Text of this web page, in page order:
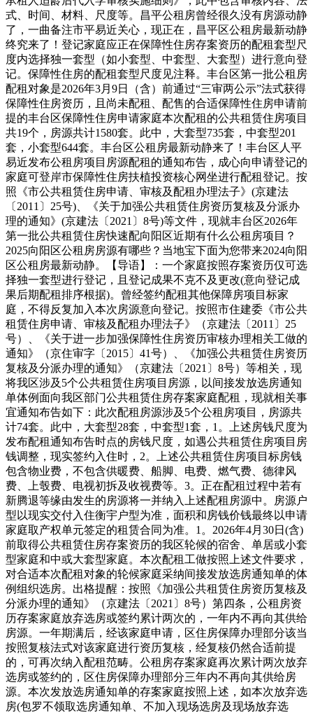
式、时间、材料、尺度等。昌平公租房曾经很久没有房源动静
了，一曲备注市平易近关心，现正在，昌平区公租房最新动静
终究来了！登记家庭应正在保障性住房存案资历的配租套型尺
度内选择独一套型（如小套型、中套型、大套型）进行意向登
记。保障性住房的配租套型尺度见注释。丰台区第一批公租房
配租对象是2026年3月9日（含）前通过“三审两公示”法式获得
保障性住房资历，且尚未配租、配售的合适保障性住房申请前
提的丰台区保障性住房申请家庭本次配租的公共租赁住房项目
共19个，房源共计1580套。此中，大套型735套，中套型201
套，小套型644套。丰台区公租房最新动静来了！丰台区人平
易近发布公租房项目房源配租的通知布告，成心向申请登记的
家庭可登岸市保障性住房扶植投资核心网坐进行配租登记。按
照《市公共租赁住房申请、审核及配租办理法子》(京建法
〔2011〕25号)、《关于加强公共租赁住房资历复核及分派办
理的通知》(京建法〔2021〕8号)等文件，现就丰台区2026年
第一批公共租赁住房快速配向阳区近期有什么公租房项目？
2025向阳区公租房房源有哪些？当地宝下面为您带来2024向阳
区公租房最新动静。【导语】：一个家庭按照存案资历仅可选
择独一套型进行登记，且登记成果不克不及更改(意向登记成
果后期配租排序根据)。曾经签约配租其他保障房项目标家
庭，不得反复加入本次房源意向登记。按照市住建委《市公共
租赁住房申请、审核及配租办理法子》（京建法〔2011〕25
号）、《关于进一步加强保障性住房资历审核办理相关工做的
通知》（京住审字〔2015〕41号）、《加强公共租赁住房资历
复核及分派办理的通知》（京建法〔2021〕8号）等相关，现
将我区涉及5个公共租赁住房项目房源，以间接发放选房通知
单体例面向我区部门公共租赁住房存案家庭配租，现就相关事
宜通知布告如下：此次配租房源涉及5个公租房项目，房源共
计74套。此中，大套型28套，中套型1套，1。上述房钱尺度为
发布配租通知布告时点的房钱尺度，如遇公共租赁住房项目房
钱调整，现实签约入住时，2。上述公共租赁住房项目标房钱
包含物业费，不包含供暖费、船脚、电费、燃气费、德律风
费、上彀费、电视初拆及收视费等。3。正在配租过程中若有
新腾退等缘由发生的房源将一并纳入上述配租房源中。房源户
型以现实交付入住衡宇户型为准，面积和房钱价钱最终以申请
家庭取产权单元签定的租赁合同为准。1。2026年4月30日(含)
前取得公共租赁住房存案资历的我区轮候的宿舍、单居或小套
型家庭和中或大套型家庭。本次配租工做按照上述文件要求，
对合适本次配租对象的轮候家庭采纳间接发放选房通知单的体
例组织选房。出格提醒：按照《加强公共租赁住房资历复核及
分派办理的通知》（京建法〔2021〕8号）第四条，公租房资
历存案家庭放弃选房或签约累计两次的，一年内不再向其供给
房源。一年期满后，经该家庭申请，区住房保障办理部分该当
按照复核法式对该家庭进行资历复核，经复核仍然合适前提
的，可再次纳入配租范畴。公租房存案家庭再次累计两次放弃
选房或签约的，区住房保障办理部分三年内不再向其供给房
源。本次发放选房通知单的存案家庭按照上述，如本次放弃选
房(包罗不领取选房通知单、不加入现场选房及现场放弃选